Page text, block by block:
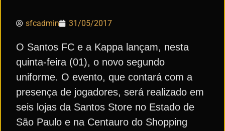
sfcadmin 31/05/2017
O Santos FC e a Kappa lançam, nesta
quinta-feira (01), o novo segundo
uniforme. O evento, que contará com a
presença de jogadores, será realizado em
seis lojas da Santos Store no Estado de
São Paulo e na Centauro do Shopping